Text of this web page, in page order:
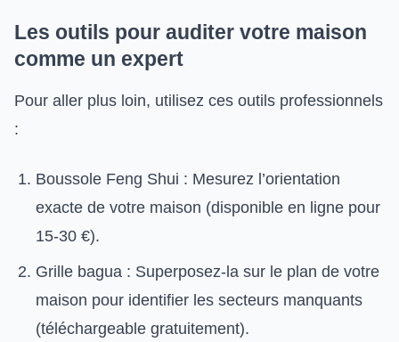
Les outils pour auditer votre maison
comme un expert
Pour aller plus loin, utilisez ces outils professionnels
:
Boussole Feng Shui : Mesurez l’orientation
exacte de votre maison (disponible en ligne pour
15-30 €).
Grille bagua : Superposez-la sur le plan de votre
maison pour identifier les secteurs manquants
(téléchargeable gratuitement).